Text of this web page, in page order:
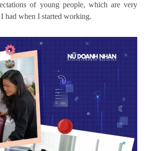
of young people, which are very
had when I started working.